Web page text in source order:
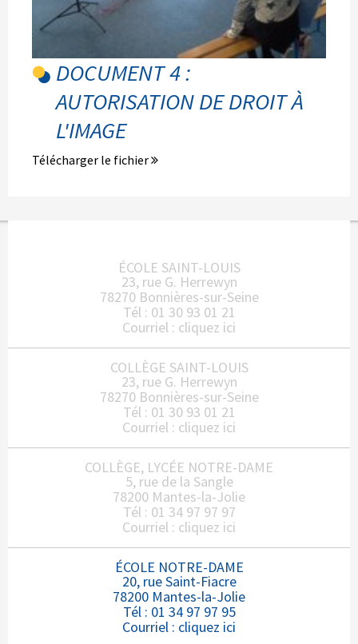
DOCUMENT 4 :
AUTORISATION DE DROIT À
L'IMAGE
Télécharger le fichier
ÉCOLE SAINT-LOUIS
23, rue G. Herrewyn
78270 Bonnières-sur-Seine
Tél : 01 30 93 01 21
Courriel : cliquez ici
COLLÈGE SAINT-LOUIS
23, rue G. Herrewyn
78270 Bonnières-sur-Seine
Tél : 01 30 93 01 21
Courriel : cliquez ici
COLLÈGE, LYCÉE NOTRE-DAME
5, rue de la Sangle
78200 Mantes-la-Jolie
Tél : 01 34 97 97 97
Courriel : cliquez ici
ÉCOLE NOTRE-DAME
20, rue Saint-Fiacre
78200 Mantes-la-Jolie
Tél : 01 34 97 97 95
Courriel : cliquez ici